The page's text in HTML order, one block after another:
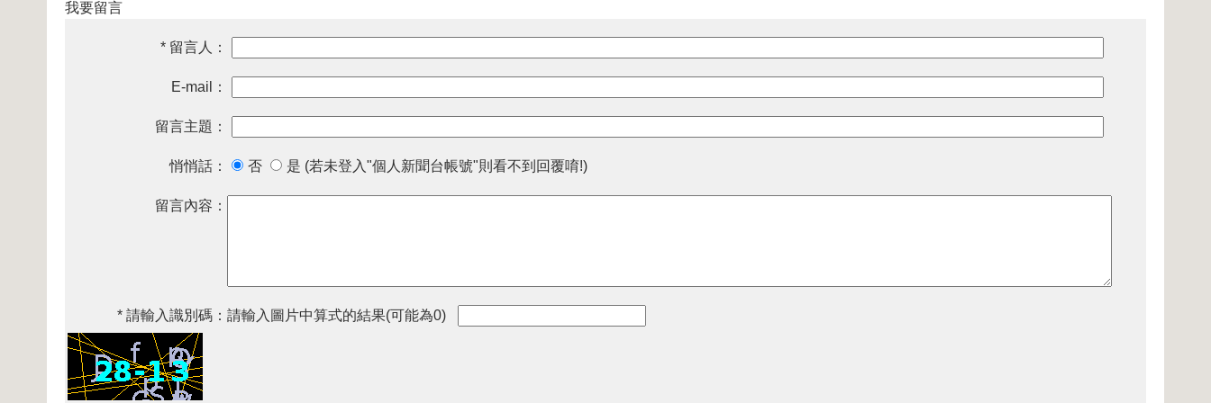
我要留言
* 留言人：
E-mail：
留言主題：
悄悄話： 否 是 (若未登入"個人新聞台帳號"則看不到回覆唷!)
留言內容：
* 請輸入識別碼： 請輸入圖片中算式的結果(可能為0)